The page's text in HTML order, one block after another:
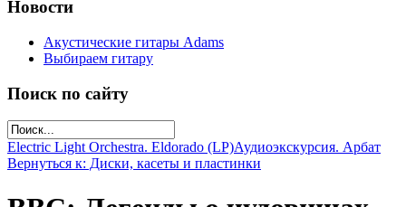
Новости
Акустические гитары Adams
Выбираем гитару
Поиск по сайту
Electric Light Orchestra. Eldorado (LP)Аудиоэкскурсия. Арбат
Вернуться к: Диски, касеты и пластинки